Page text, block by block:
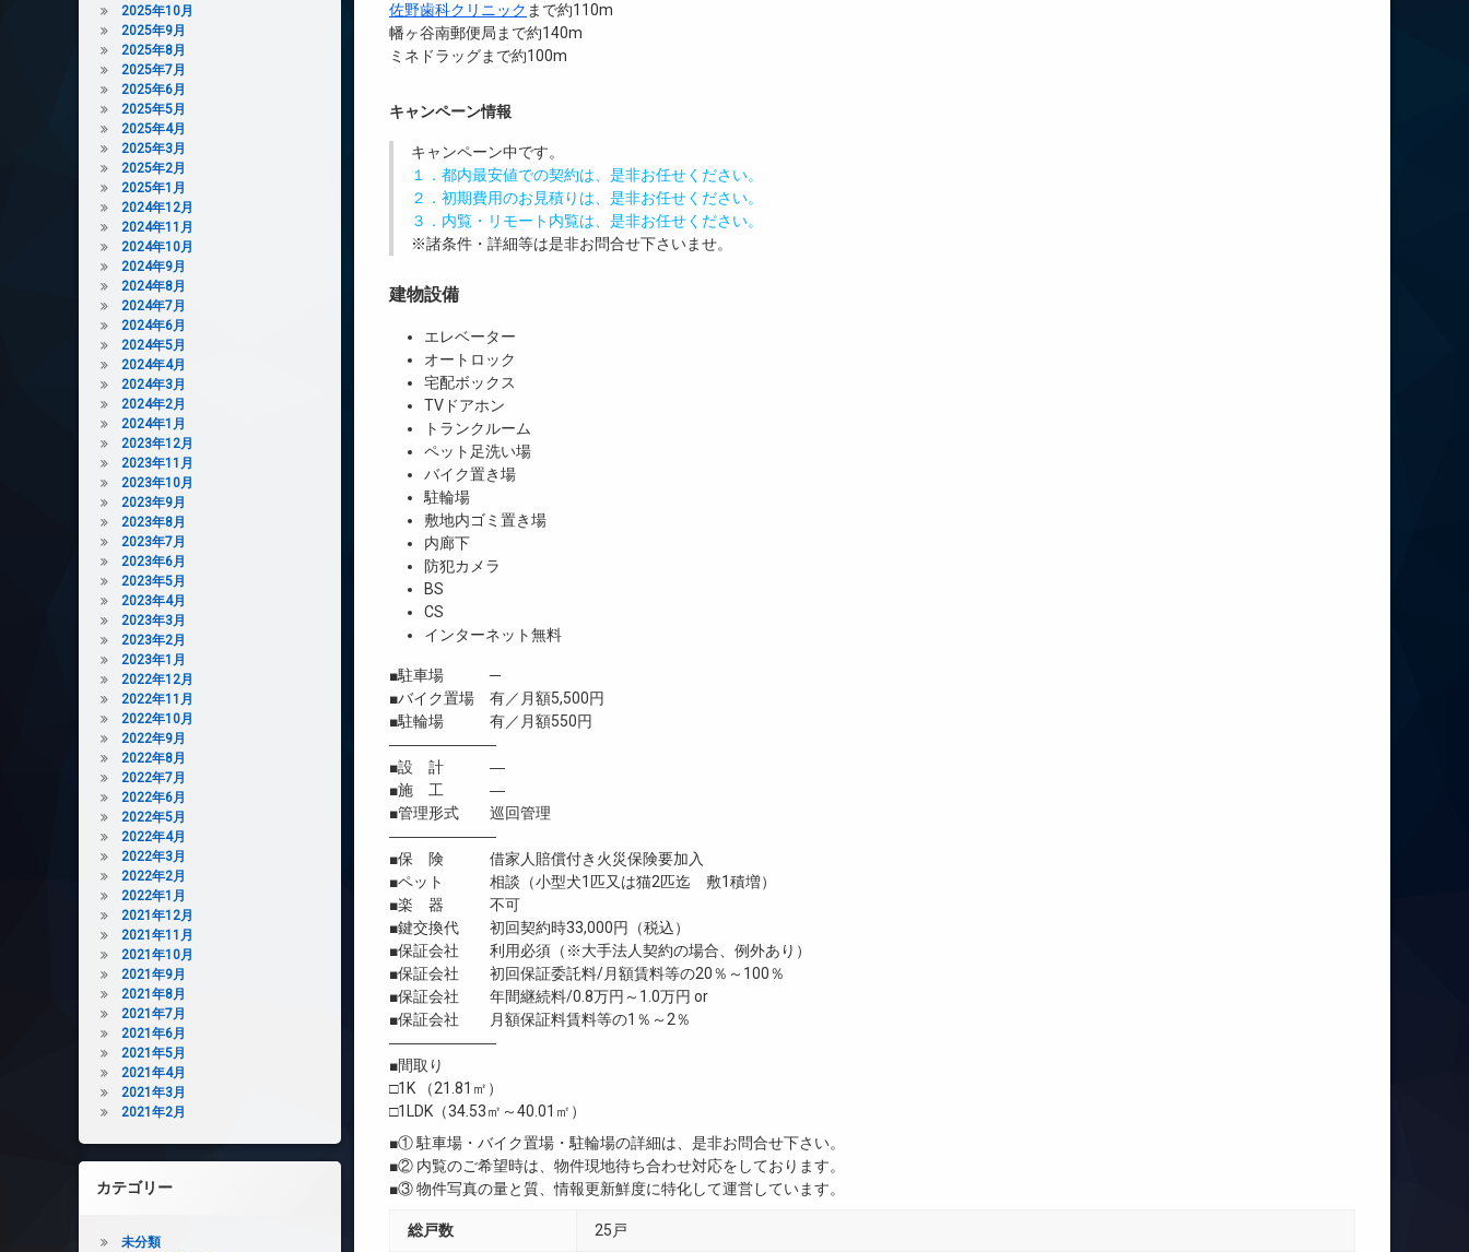
佐野歯科クリニック まで約110m
幡ヶ谷南郵便局まで約140m
ミネドラッグまで約100m
キャンペーン情報
キャンペーン中です。
１．都内最安値での契約は、是非お任せください。
２．初期費用のお見積りは、是非お任せください。
３．内覧・リモート内覧は、是非お任せください。
※諸条件・詳細等は是非お問合せ下さいませ。
建物設備
エレベーター
オートロック
宅配ボックス
TVドアホン
トランクルーム
ペット足洗い場
バイク置き場
駐輪場
敷地内ゴミ置き場
内廊下
防犯カメラ
BS
CS
インターネット無料
■駐車場 ─
■バイク置場 有／月額5,500円
■駐輪場 有／月額550円
―――――――
■設 計 ―
■施 工 ―
■管理形式 巡回管理
―――――――
■保 険 借家人賠償付き火災保険要加入
■ペット 相談（小型犬1匹又は猫2匹迄 敷1積増）
■楽 器 不可
■鍵交換代 初回契約時33,000円（税込）
■保証会社 利用必須（※大手法人契約の場合、例外あり）
■保証会社 初回保証委託料/月額賃料等の20％～100％
■保証会社 年間継続料/0.8万円～1.0万円 or
■保証会社 月額保証料賃料等の1％～2％
―――――――
■間取り
□1K （21.81㎡）
□1LDK（34.53㎡～40.01㎡）
■① 駐車場・バイク置場・駐輪場の詳細は、是非お問合せ下さい。
■② 内覧のご希望時は、物件現地待ち合わせ対応をしております。
■③ 物件写真の量と質、情報更新鮮度に特化して運営しています。
総戸数 25戸
2025年10月
2025年9月
2025年8月
2025年7月
2025年6月
2025年5月
2025年4月
2025年3月
2025年2月
2025年1月
2024年12月
2024年11月
2024年10月
2024年9月
2024年8月
2024年7月
2024年6月
2024年5月
2024年4月
2024年3月
2024年2月
2024年1月
2023年12月
2023年11月
2023年10月
2023年9月
2023年8月
2023年7月
2023年6月
2023年5月
2023年4月
2023年3月
2023年2月
2023年1月
2022年12月
2022年11月
2022年10月
2022年9月
2022年8月
2022年7月
2022年6月
2022年5月
2022年4月
2022年3月
2022年2月
2022年1月
2021年12月
2021年11月
2021年10月
2021年9月
2021年8月
2021年7月
2021年6月
2021年5月
2021年4月
2021年3月
2021年2月
カテゴリー
未分類